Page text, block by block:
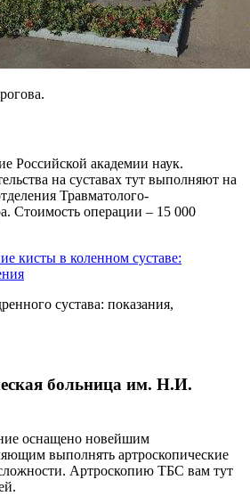
Российской академии наук.
на суставах тут выполняют на
Травматолого-
Стоимость операции – 15 000
кисты в коленном суставе:
больница им. Н.И.
оснащено новейшим
выполнять артроскопические
Артроскопию ТБС вам тут